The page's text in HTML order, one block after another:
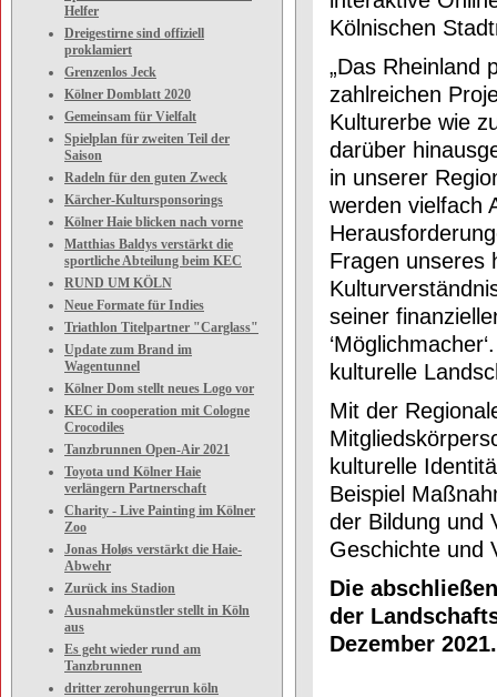
Helfer
Dreigestirne sind offiziell
proklamiert
Grenzenlos Jeck
Kölner Domblatt 2020
Gemeinsam für Vielfalt
Spielplan für zweiten Teil der
Saison
Radeln für den guten Zweck
Kärcher-Kultursponsorings
Kölner Haie blicken nach vorne
Matthias Baldys verstärkt die
sportliche Abteilung beim KEC
RUND UM KÖLN
Neue Formate für Indies
Triathlon Titelpartner "Carglass"
Update zum Brand im
Wagentunnel
Kölner Dom stellt neues Logo vor
KEC in cooperation mit Cologne
Crocodiles
Tanzbrunnen Open-Air 2021
Toyota und Kölner Haie
verlängern Partnerschaft
Charity - Live Painting im Kölner
Zoo
Jonas Holøs verstärkt die Haie-
Abwehr
Zurück ins Stadion
Ausnahmekünstler stellt in Köln
aus
Es geht wieder rund am
Tanzbrunnen
dritter zerohungerrun köln
Kölnischen
„Das Rheinland
zahlreichen
Kulturerbe wie
darüber
in unserer
werden vielfach
Fragen unseres
seiner
kulturelle
Mit der
kulturelle
Beispiel
der Bildung und
Geschichte und
Die
der
Dezember 2021.